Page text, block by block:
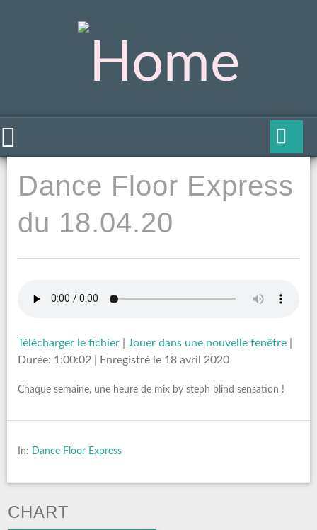
Dance Floor Express
du 18.04.20
Télécharger le fichier Jouer dans une nouvelle fenêtre
Durée: 1:00:02
Enregistré le 18 avril 2020
Chaque semaine, une heure de mix by steph blind sensation !
In: Dance Floor Express
CHART